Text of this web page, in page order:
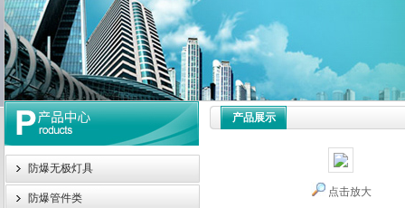
防爆泛光灯
防爆无极灯具
防爆管件类
产品展示
点击放大